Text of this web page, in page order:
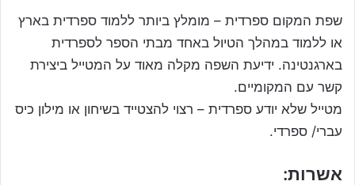
שפת המקום ספרדית – מומלץ ביותר ללמוד ספרדית בארץ
או ללמוד במהלך הטיול באחד מבתי הספר לספרדית
בארגנטינה. ידיעת השפה מקלה מאוד על המטייל ביצירת
קשר עם המקומיים.
מטייל שלא יודע ספרדית – רצוי להצטייד בשיחון או מילון כיס
עברי/ ספרדי.
אשרות: